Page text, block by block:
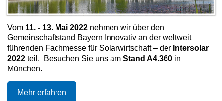
Vom 11. - 13. Mai 2022 nehmen wir über den
Gemeinschaftstand Bayern Innovativ an der weltweit
führenden Fachmesse für Solarwirtschaft – der Intersolar
2022 teil. Besuchen Sie uns am Stand A4.360 in
München.
Mehr erfahren